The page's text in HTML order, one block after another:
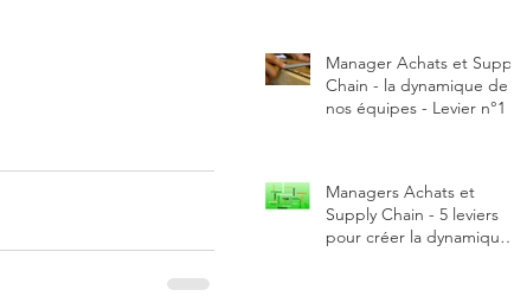
Manager Achats et Supply
Chain - la dynamique de
nos équipes - Levier n°1
Managers Achats et
Supply Chain - 5 leviers
pour créer la dynamique